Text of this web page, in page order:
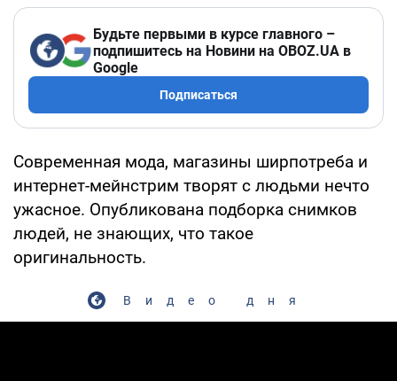
Будьте первыми в курсе главного –
подпишитесь на Новини на OBOZ.UA в
Google
Подписаться
Современная мода, магазины ширпотреба и
интернет-мейнстрим творят с людьми нечто
ужасное. Опубликована подборка снимков
людей, не знающих, что такое
оригинальность.
Видео дня